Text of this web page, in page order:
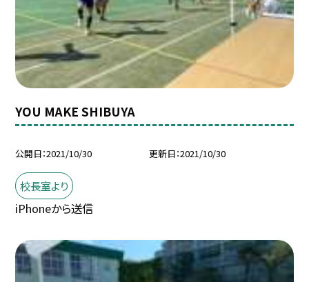
YOU MAKE SHIBUYA
公開日 2021/10/30 更新日 2021/10/30
校長室より
iPhoneから送信